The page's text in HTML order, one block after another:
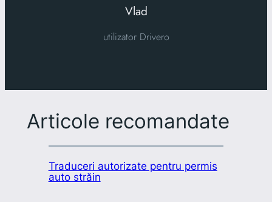
Vlad
utilizator Drivero
Articole recomandate
Traduceri autorizate pentru permis
auto străin